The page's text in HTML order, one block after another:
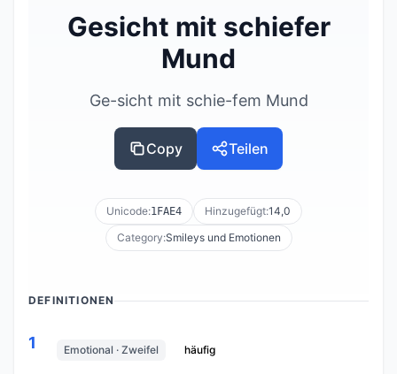
Gesicht mit schiefer
Mund
Ge-sicht mit schie-fem Mund
Copy Teilen
Unicode:1FAE4 Hinzugefügt:14,0
Category:Smileys und Emotionen
DEFINITIONEN
1 Emotional · Zweifel häufig